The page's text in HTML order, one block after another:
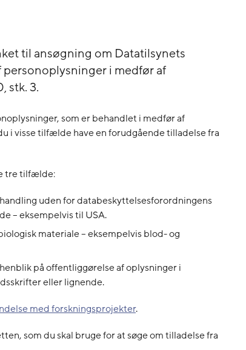
til ansøgning om Datatilsynets
i medfør af
stk. 3.
som er behandlet i medfør af
i visse tilfælde have en forudgående tilladelse fra
tre tilfælde:
uden for databeskyttelsesforordningens
– eksempelvis til USA.
materiale – eksempelvis blod- og
på offentliggørelse af oplysninger i
eller lignende.
med forskningsprojekter.
som du skal bruge for at søge om tilladelse fra